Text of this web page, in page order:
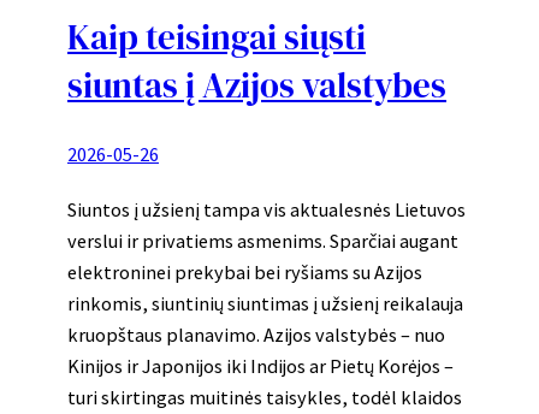
Kaip teisingai siųsti
siuntas į Azijos valstybes
2026-05-26
Siuntos į užsienį tampa vis aktualesnės Lietuvos
verslui ir privatiems asmenims. Sparčiai augant
elektroninei prekybai bei ryšiams su Azijos
rinkomis, siuntinių siuntimas į užsienį reikalauja
kruopštaus planavimo. Azijos valstybės – nuo
Kinijos ir Japonijos iki Indijos ar Pietų Korėjos –
turi skirtingas muitinės taisykles, todėl klaidos